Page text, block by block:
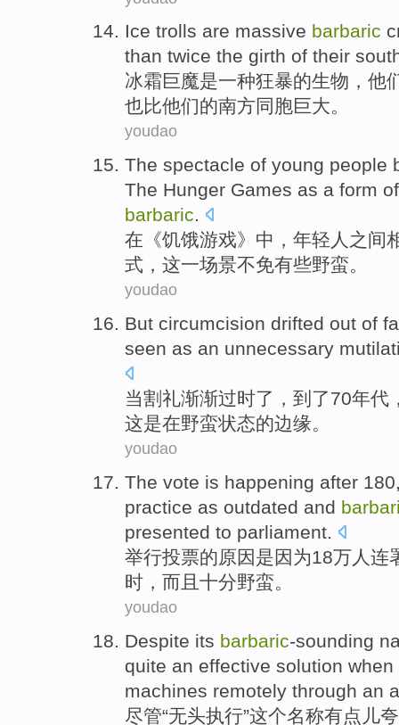
Ice trolls are massive barbaric
than twice the girth of their
冰霜巨魔是一种狂暴的生物 ， 他
也比他们的南方同胞巨大。
youdao
The spectacle of young people
The Hunger Games as a form
barbaric.
在《饥饿游戏》中， 年轻人 之间
式 ， 这一场景不免有些野蛮。
youdao
But circumcision drifted out of
seen as an unnecessary
当割礼渐渐过时了 ， 到了70年代
这是在野蛮状态的边缘。
youdao
The vote is happening after
practice as outdated and
presented to parliament.
举行投票的原因是因为18万 人 连
时 ， 而且 十分野蛮。
youdao
Despite its barbaric-sounding
quite an effective solution when
machines remotely through an
尽管“无头执行”这个名称有点儿